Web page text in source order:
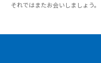
それではまたお会いしましょう。